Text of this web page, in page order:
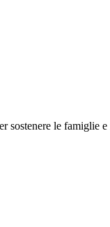
sostenere le famiglie